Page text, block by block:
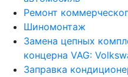
Ремонт
Шиномонтаж
Замена цепных
концерна VAG:
Заправка